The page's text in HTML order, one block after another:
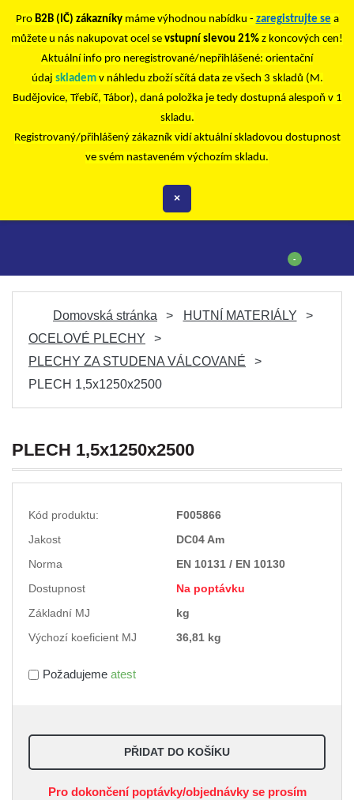
Pro B2B (IČ) zákazníkymáme výhodnou nabídku - zaregistrujte se a
můžete u nás nakupovat ocel se vstupní slevou 21% z koncových cen!
Aktuální info pro neregistrované/nepřihlášené: orientační
údaj skladem v náhledu zboží sčítá data ze všech 3 skladů (M.
Budějovice, Třebíč, Tábor), daná položka je tedy dostupná alespoň v 1
skladu.
Registrovaný/přihlášený zákazník vidí aktuální skladovou dostupnost
ve svém nastaveném výchozím skladu.
×
-
Domovská stránka
HUTNÍ MATERIÁLY
OCELOVÉ PLECHY
PLECHY ZA STUDENA VÁLCOVANÉ
PLECH 1,5x1250x2500
PLECH 1,5x1250x2500
Kód produktu:
F005866
Jakost
DC04 Am
Norma
EN 10131 / EN 10130
Dostupnost
Na poptávku
Základní MJ
kg
Výchozí koeficient MJ
36,81 kg
Požadujeme atest
PŘIDAT DO KOŠÍKU
Pro dokončení poptávky/objednávky se prosím